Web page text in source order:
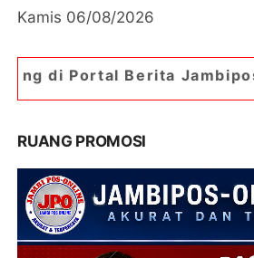
Kamis 06/08/2026
Jambipos Online.
RUANG PROMOSI